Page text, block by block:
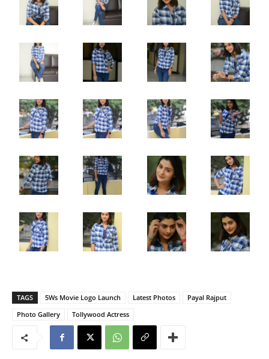
TAGS 5Ws Movie Logo Launch Latest Photos
Payal Rajput
Photo Gallery
Tollywood Actress